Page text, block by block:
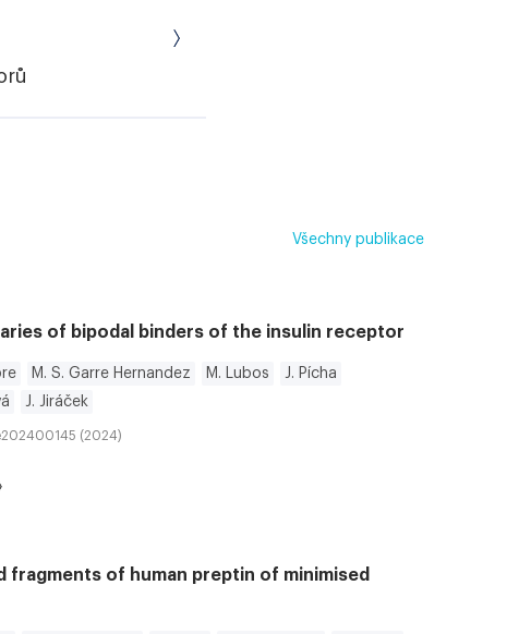
Všechny publikace
of bipodal binders of the insulin receptor
M. S. Garre Hernandez M. Lubos
J. Pícha
J. Jiráček
(2024)
fragments of human preptin of minimised